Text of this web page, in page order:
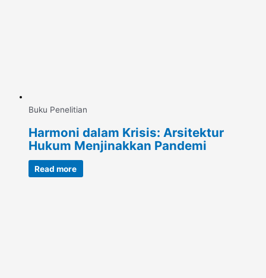
Buku Penelitian
Harmoni dalam Krisis: Arsitektur
Hukum Menjinakkan Pandemi
Read more